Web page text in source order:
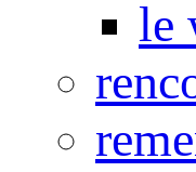
le